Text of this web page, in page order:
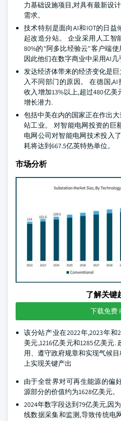
力基础设施项目,对具有最新设
需求。
技术特别是面向AI和IOT的日
起改造分站。 企业采用人工智
80%的"阿多比经验云"客户端
因此他们在数字商业中采用AI几
发达经济体带来的经济变化是
入不同部门的原因。 在德国
收入增加13%以上,超过480亿
增长潜力.
包括中美在内的国家正在作出
站工业。 对智能电网投资的巨
电网公司对智能电网技术投入
耗将达到667.5亿英特热单位。
市场分析
了解关键
下载免费
该分站产业在2022年,2023年和
美元,1216亿美元和1285亿美元
用、遵守政府规章和实现气候
上实现关键产出
由于全世界对可再生能源的偏
源部分的价值约为1628亿美元。
2024年数字段达到79亿美元,因
线数据采集和监测,导致传统电